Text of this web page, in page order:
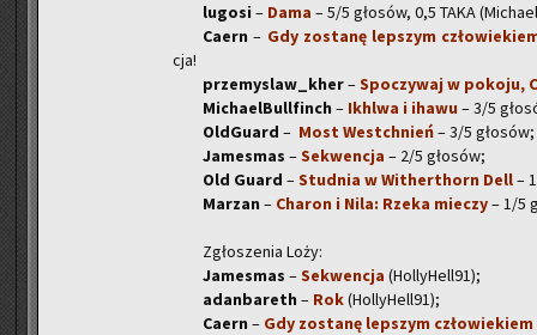
lu­go­si – Dama – 5/5 gło­sów, 0,5 TAKA
Caern – Gdy zo­sta­nę lep­szym
cja!
prze­my­slaw_kher–Spo­czy­waj w po­ko­ju,
Mi­cha­el­Bul­l­finch – Ikhl­wa i ihawu– 3/5
Old­Gu­ard – Most Wes­tchnień– 3/5 gło­sów;
Ja­me­smas –Se­kwen­cja – 2/5 gło­sów;
Old Guard –Stud­nia w Wi­ther­thorn Dell–
Ma­rzan – Cha­ron i Nila: Rzeka mie­czy– 1/5
Zgło­sze­nia Loży:
Ja­me­smas –Se­kwen­cja (Hol­ly­Hel­l91);
adan­ba­reth – Rok(Hol­ly­Hel­l91);
Caern – Gdy zo­sta­nę lep­szym czło­wie­kiem